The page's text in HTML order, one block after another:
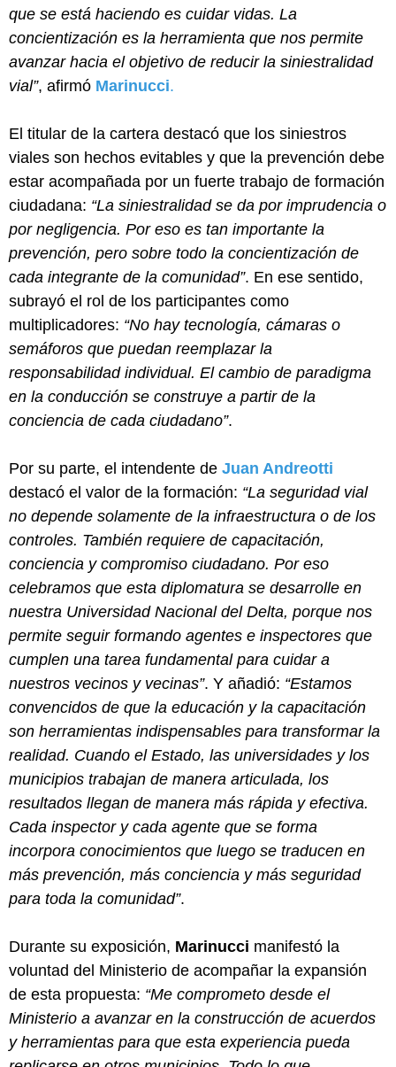
que se está haciendo es cuidar vidas. La
concientización es la herramienta que nos permite
avanzar hacia el objetivo de reducir la siniestralidad
vial”, afirmó Marinucci.
El titular de la cartera destacó que los siniestros
viales son hechos evitables y que la prevención debe
estar acompañada por un fuerte trabajo de formación
ciudadana: “La siniestralidad se da por imprudencia o
por negligencia. Por eso es tan importante la
prevención, pero sobre todo la concientización de
cada integrante de la comunidad”. En ese sentido,
subrayó el rol de los participantes como
multiplicadores: “No hay tecnología, cámaras o
semáforos que puedan reemplazar la
responsabilidad individual. El cambio de paradigma
en la conducción se construye a partir de la
conciencia de cada ciudadano”.
Por su parte, el intendente de Juan Andreotti
destacó el valor de la formación: “La seguridad vial
no depende solamente de la infraestructura o de los
controles. También requiere de capacitación,
conciencia y compromiso ciudadano. Por eso
celebramos que esta diplomatura se desarrolle en
nuestra Universidad Nacional del Delta, porque nos
permite seguir formando agentes e inspectores que
cumplen una tarea fundamental para cuidar a
nuestros vecinos y vecinas”. Y añadió: “Estamos
convencidos de que la educación y la capacitación
son herramientas indispensables para transformar la
realidad. Cuando el Estado, las universidades y los
municipios trabajan de manera articulada, los
resultados llegan de manera más rápida y efectiva.
Cada inspector y cada agente que se forma
incorpora conocimientos que luego se traducen en
más prevención, más conciencia y más seguridad
para toda la comunidad”.
Durante su exposición, Marinucci manifestó la
voluntad del Ministerio de acompañar la expansión
de esta propuesta: “Me comprometo desde el
Ministerio a avanzar en la construcción de acuerdos
y herramientas para que esta experiencia pueda